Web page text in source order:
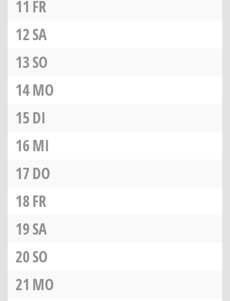
11 FR
12SA
13SO
14MO
15DI
16MI
17DO
18FR
19SA
20SO
21 MO